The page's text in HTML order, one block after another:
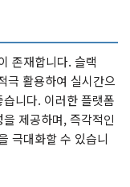
존재합니다. 슬랙
활용하여 실시간으
니다. 이러한 플랫폼
제공하며, 즉각적인
극대화할 수 있습니